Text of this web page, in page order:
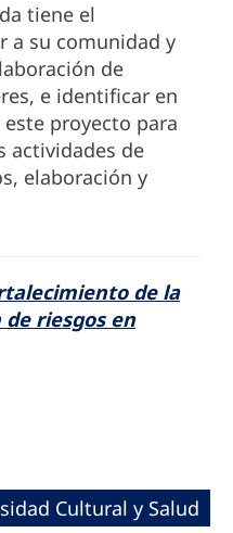
tiene el
a su comunidad y
de
e identificar en
proyecto para
actividades de
elaboración y
de la
riesgos en
Cultural y Salud